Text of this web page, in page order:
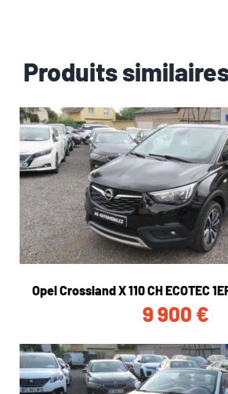
Produits
Opel Crossland X 110 CH ECOTEC
9 900 €